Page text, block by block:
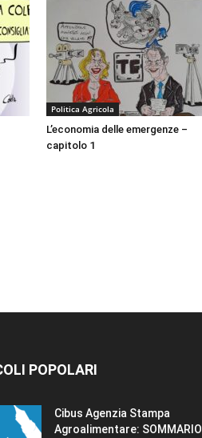
Politica Agricola
L’economia delle emergenze –
capitolo 1
POPOLARI
Cibus Agenzia Stampa
Agroalimentare: SOMMARIO